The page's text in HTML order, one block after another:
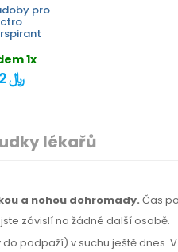
pro
1x
322 ﷼
lékařů
a nohou dohromady. Čas
závislí na žádné další osobě.
podpaží) v suchu ještě dnes.